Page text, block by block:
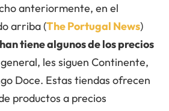
anteriormente, en el
arriba (The Portugal News)
tiene algunos de los precios
les siguen Continente,
Doce. Estas tiendas ofrecen
productos a precios